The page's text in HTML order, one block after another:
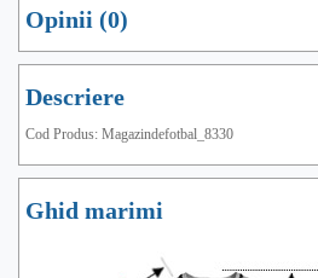
Opinii (0)
Descriere
Cod Produs: Magazindefotbal_8330
Ghid marimi